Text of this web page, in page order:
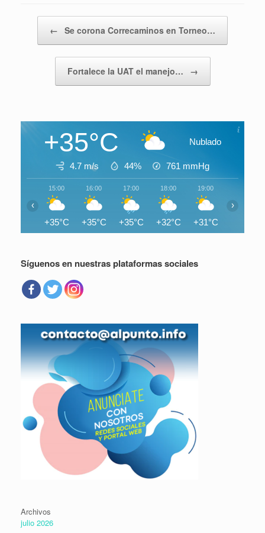
← Se corona Correcaminos en Torneo…
Fortalece la UAT el manejo… →
+35°C Nublado
4.7 m/s 44% 761 mmHg
15:00
+35°C
16:00
+35°C
17:00
+35°C
18:00
+32°C
19:00
+31°C
‹ ›
Síguenos en nuestras plataformas sociales
Archivos
julio 2026